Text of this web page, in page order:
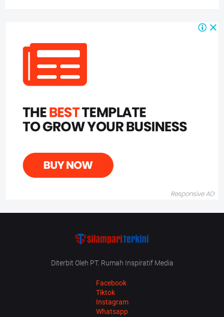
Diterbit Oleh PT. Rumah Inspiratif Media
Facebook
Tiktok
Instagram
Whatsapp